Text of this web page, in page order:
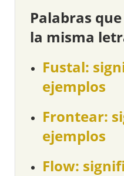
Palabras
la misma
Fustal:
ejemplos
Frontear:
ejemplos
Flow: